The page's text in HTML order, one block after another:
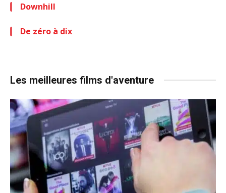
Downhill
De zéro à dix
Les meilleures films d'aventure